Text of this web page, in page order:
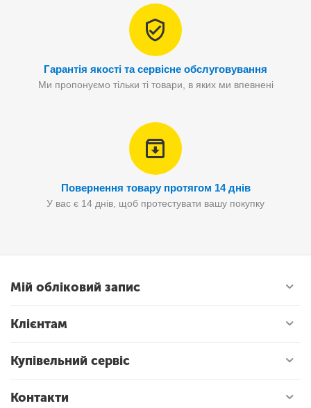
Гарантія якості та сервісне обслуговування
Ми пропонуємо тільки ті товари, в яких ми впевнені
Повернення товару протягом 14 днів
У вас є 14 днів, щоб протестувати вашу покупку
Мій обліковий запис
Клієнтам
Купівельний сервіс
Контакти